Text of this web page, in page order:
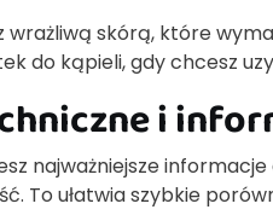
wrażliwą skórą, które
do kąpieli, gdy chcesz
i
najważniejsze
To ułatwia szybkie